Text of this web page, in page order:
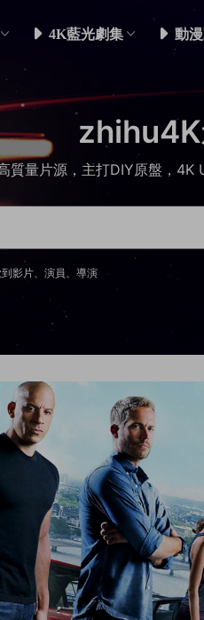
4K藍光劇集 動
質量片源，主打DIY原盤，4K
影片、演員、導演